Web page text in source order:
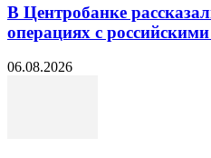
В Центробанке
операциях с
06.08.2026